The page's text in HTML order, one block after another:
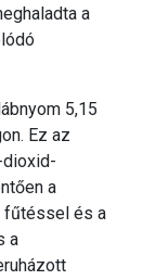
a
5,15
Ez az
dioxid-
a
fűtéssel és a
a